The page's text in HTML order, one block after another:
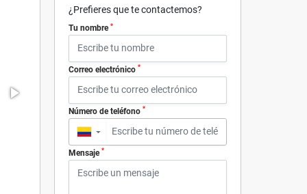
¿Prefieres que te contactemos?
Tu nombre *
Correo electrónico *
Número de teléfono *
▼
Mensaje *